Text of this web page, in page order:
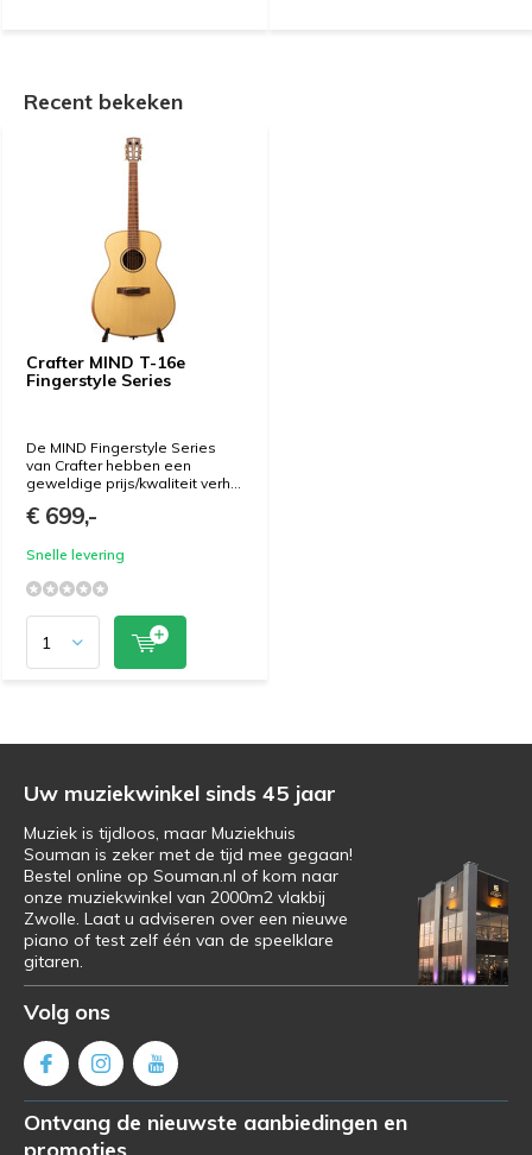
Recent bekeken
Crafter MIND T-16e
Fingerstyle Series
De MIND Fingerstyle Series
van Crafter hebben een
geweldige prijs/kwaliteit verh...
€ 699,-
Snelle levering
Uw muziekwinkel sinds 45 jaar
Muziek is tijdloos, maar Muziekhuis
Souman is zeker met de tijd mee gegaan!
Bestel online op Souman.nl of kom naar
onze muziekwinkel van 2000m2 vlakbij
Zwolle. Laat u adviseren over een nieuwe
piano of test zelf één van de speelklare
gitaren.
Volg ons
Ontvang de nieuwste aanbiedingen en